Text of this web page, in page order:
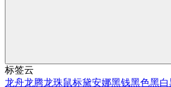
标签云
龙舟龙腾龙珠鼠标黛安娜黑钱黑色黑白